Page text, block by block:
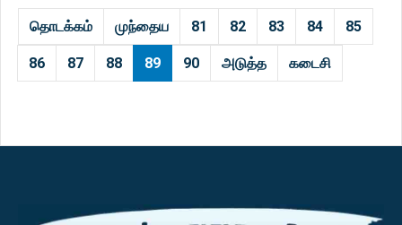
தொடக்கம் முந்தைய 81 82 83 84 85
86 87 88 89 90 அடுத்த கடைசி